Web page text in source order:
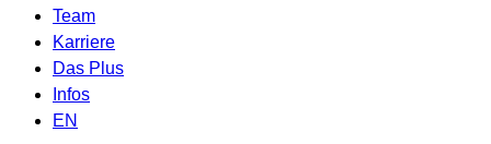
Team
Karriere
Das Plus
Infos
EN